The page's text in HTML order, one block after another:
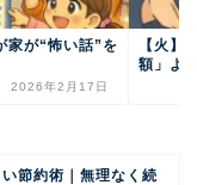
家が“怖い話”を
2026年2月17日
【火】
額」よ
い節約術｜無理なく続